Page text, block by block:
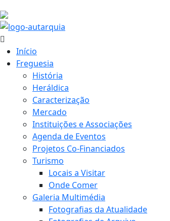
Início
Freguesia
História
Heráldica
Caracterização
Mercado
Instituições e Associações
Agenda de Eventos
Projetos Co-Financiados
Turismo
Locais a Visitar
Onde Comer
Galeria Multimédia
Fotografias da Atualidade